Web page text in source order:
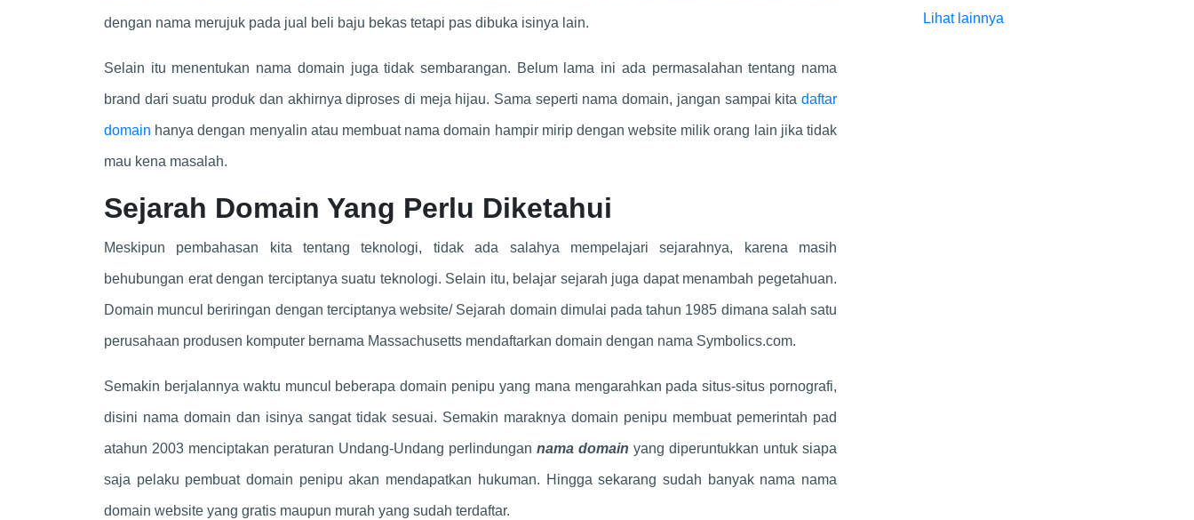
dengan nama merujuk pada jual beli baju bekas tetapi pas dibuka isinya lain.
Selain itu menentukan nama domain juga tidak sembarangan. Belum lama ini ada permasalahan tentang nama
brand dari suatu produk dan akhirnya diproses di meja hijau. Sama seperti nama domain, jangan sampai kita daftar
domain hanya dengan menyalin atau membuat nama domain hampir mirip dengan website milik orang lain jika tidak
mau kena masalah.
Sejarah Domain Yang Perlu Diketahui
Meskipun pembahasan kita tentang teknologi, tidak ada salahya mempelajari sejarahnya, karena masih
behubungan erat dengan terciptanya suatu teknologi. Selain itu, belajar sejarah juga dapat menambah pegetahuan.
Domain muncul beriringan dengan terciptanya website/ Sejarah domain dimulai pada tahun 1985 dimana salah satu
perusahaan produsen komputer bernama Massachusetts mendaftarkan domain dengan nama Symbolics.com.
Semakin berjalannya waktu muncul beberapa domain penipu yang mana mengarahkan pada situs-situs pornografi,
disini nama domain dan isinya sangat tidak sesuai. Semakin maraknya domain penipu membuat pemerintah pad
atahun 2003 menciptakan peraturan Undang-Undang perlindungan nama domain yang diperuntukkan untuk siapa
saja pelaku pembuat domain penipu akan mendapatkan hukuman. Hingga sekarang sudah banyak nama nama
domain website yang gratis maupun murah yang sudah terdaftar.
Lihat lainnya